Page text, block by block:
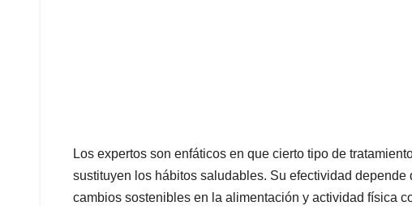
Los expertos son enfáticos en que cierto tipo de
sustituyen los hábitos saludables. Su efectividad
cambios sostenibles en la alimentación y actividad física